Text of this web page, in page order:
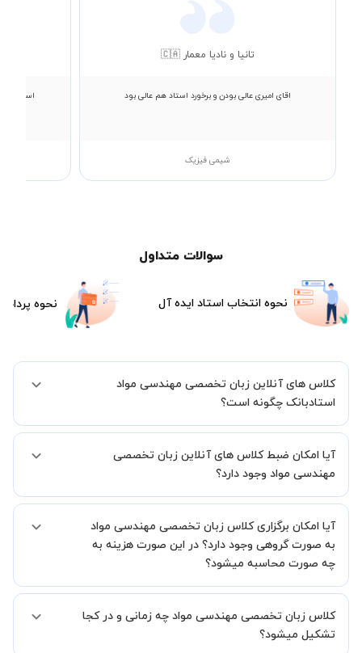
تانیا و نادیا معمار 🇨🇦
اقای امیری عالی بودن و برخورد استاد هم عالی بود
شیمی فیزیک
استاد
سوالات متداول
نحوه انتخاب استاد ایده آل نحوه
کلاس های آنلاین زبان تخصصی مهندسی مواد
استادبانک چگونه است؟
شما میدهیم که استاد شما پیش از جلسه تمامی موارد لازم برای برگزاری
یک کلاس آنلاین با کیفیت و مفید را به شما توضیح خواهند داد.
آیا امکان ضبط کلاس های آنلاین زبان تخصصی
مهندسی مواد وجود دارد؟
کنید.
آیا امکان برگزاری کلاس زبان تخصصی مهندسی مواد
به صورت گروهی وجود دارد؟ در این صورت هزینه به
چه صورت محاسبه میشود؟
هستند اما در صورتیکه مایل هستید کلاس ها را در کنار دوستان و یا
آشنایان خود به صورت گروهی برگزار کنید، این امکان وجود دارد. در این
کلاس زبان تخصصی مهندسی مواد چه زمانی و در کجا
تشکیل میشود؟